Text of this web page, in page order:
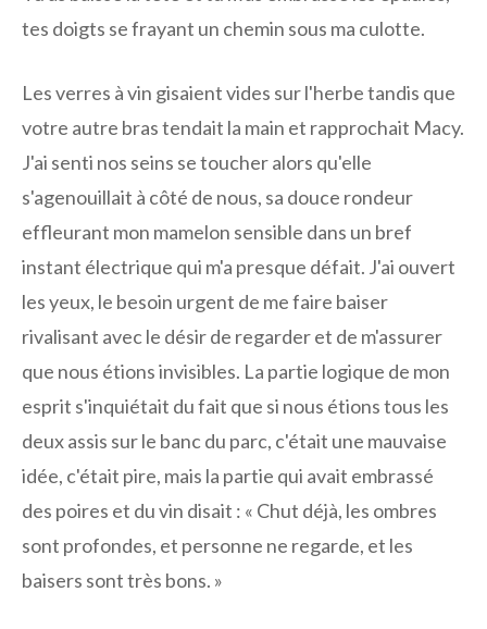
tes doigts se frayant un chemin sous ma culotte.
Les verres à vin gisaient vides sur l'herbe tandis que
votre autre bras tendait la main et rapprochait Macy.
J'ai senti nos seins se toucher alors qu'elle
s'agenouillait à côté de nous, sa douce rondeur
effleurant mon mamelon sensible dans un bref
instant électrique qui m'a presque défait. J'ai ouvert
les yeux, le besoin urgent de me faire baiser
rivalisant avec le désir de regarder et de m'assurer
que nous étions invisibles. La partie logique de mon
esprit s'inquiétait du fait que si nous étions tous les
deux assis sur le banc du parc, c'était une mauvaise
idée, c'était pire, mais la partie qui avait embrassé
des poires et du vin disait : « Chut déjà, les ombres
sont profondes, et personne ne regarde, et les
baisers sont très bons. »